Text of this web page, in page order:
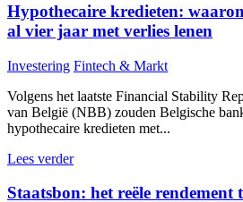
Hypothecaire kredieten:
al vier jaar met verlies lenen
Investering Fintech & Markt
Volgens het laatste Financial Stability
van België (NBB) zouden Belgische
hypothecaire kredieten met...
Lees verder
Staatsbon: het reële rendement